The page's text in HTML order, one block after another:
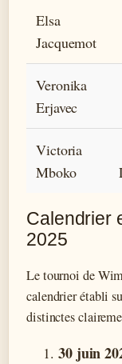
Elsa
Jacquemot
Veronika
Erjavec
Victoria
Mboko
Calendrier
2025
Le tournoi de
calendrier établi
distinctes
30 juin